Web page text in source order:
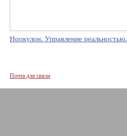
Ноокулон. Управление реальностью.
Почта для связи